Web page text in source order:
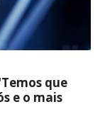
que
e o mais